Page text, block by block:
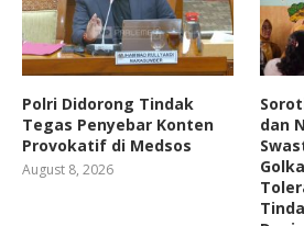
Polri Didorong Tindak
Tegas Penyebar Konten
Provokatif di Medsos
August 8, 2026
dan